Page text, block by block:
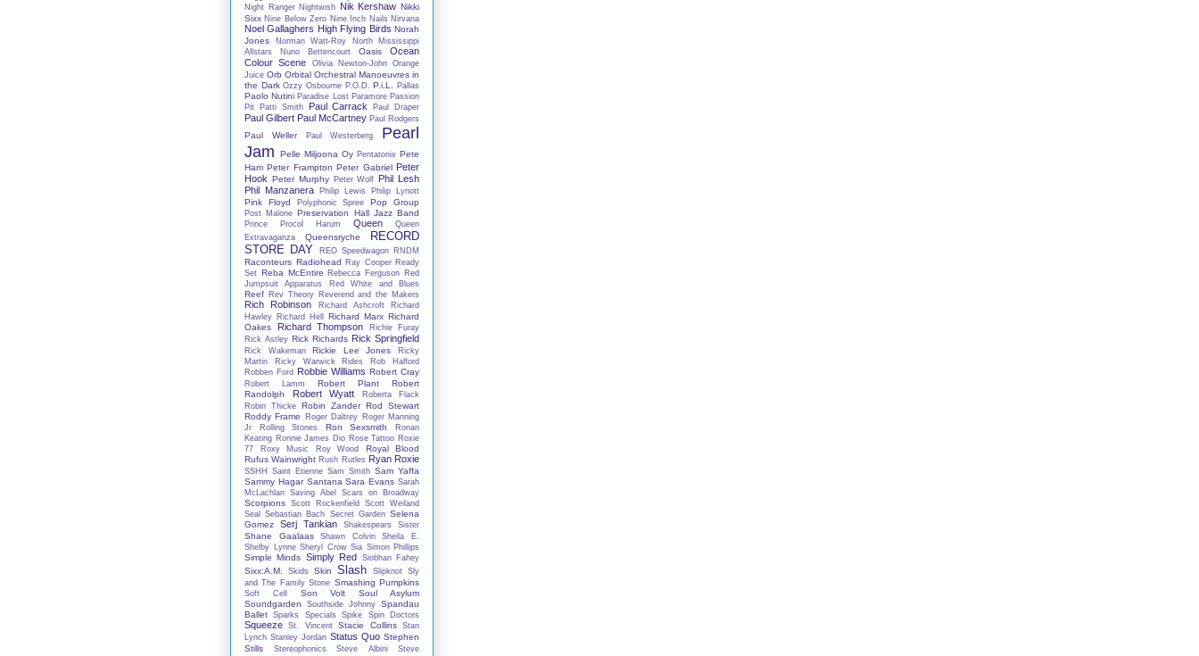
Night Ranger Nightwish Nik Kershaw Nikki
Sixx Nine Below Zero Nine Inch Nails Nirvana
Noel Gallaghers High Flying Birds Norah
Jones
Norman Watt-Roy
North Mississippi
Allstars
Nuno Bettencourt Oasis
Ocean
Colour Scene
Olivia Newton-John
Orange
Juice Orb Orbital Orchestral Manoeuvres in
the Dark Ozzy Osbourne P.O.D. P.i.L. Pallas
Paolo Nutini Paradise Lost Paramore Passion
Pit
Patti Smith Paul Carrack Paul Draper
Paul Gilbert Paul McCartney Paul Rodgers
Paul Weller Paul Westerberg
Pearl
Jam
Pelle Miljoona Oy Pentatonix Pete
Ham Peter Frampton Peter Gabriel Peter
Hook Peter Murphy Peter Wolf Phil Lesh
Phil Manzanera
Philip Lewis Philip Lynott
Pink Floyd Polyphonic Spree Pop Group
Post Malone Preservation Hall Jazz Band
Prince Procol Harum Queen
Queen
Extravaganza
Queensryche
RECORD
STORE DAY
REO Speedwagon RNDM
Raconteurs Radiohead Ray Cooper Ready
Set Reba McEntire Rebecca Ferguson Red
Jumpsuit Apparatus
Red White and Blues
Reef Rev Theory Reverend and the Makers
Rich Robinson Richard Ashcroft
Richard
Hawley Richard Hell Richard Marx Richard
Oakes
Richard Thompson
Richie Furay
Rick Astley Rick Richards Rick Springfield
Rick Wakeman Rickie Lee Jones
Ricky
Martin
Ricky Warwick Rides
Rob Halford
Robben Ford Robbie Williams Robert Cray
Robert Lamm Robert Plant
Robert
Randolph
Robert Wyatt
Roberta Flack
Robin Thicke Robin Zander Rod Stewart
Roddy Frame
Roger Daltrey Roger Manning
Jr
Rolling Stones Ron Sexsmith
Ronan
Keating Ronnie James Dio Rose Tattoo Roxie
77
Roxy Music Roy Wood
Royal Blood
Rufus Wainwright Rush Rutles Ryan Roxie
SSHH Saint Etienne Sam Smith Sam Yaffa
Sammy Hagar Santana Sara Evans Sarah
McLachlan Saving Abel Scars on Broadway
Scorpions Scott Rockenfield
Scott Weiland
Seal
Sebastian Bach Secret Garden Selena
Gomez
Serj Tankian Shakespears Sister
Shane Gaalaas Shawn Colvin
Sheila E.
Shelby Lynne Sheryl Crow Sia Simon Phillips
Simple Minds Simply Red Siobhan Fahey
Sixx:A.M. Skids Skin Slash Slipknot Sly
and The Family Stone Smashing Pumpkins
Soft Cell Son Volt
Soul Asylum
Soundgarden
Southside Johnny Spandau
Ballet
Sparks Specials Spike Spin Doctors
Squeeze St. Vincent Stacie Collins
Stan
Lynch Stanley Jordan Status Quo Stephen
Stills
Stereophonics Steve Albini
Steve